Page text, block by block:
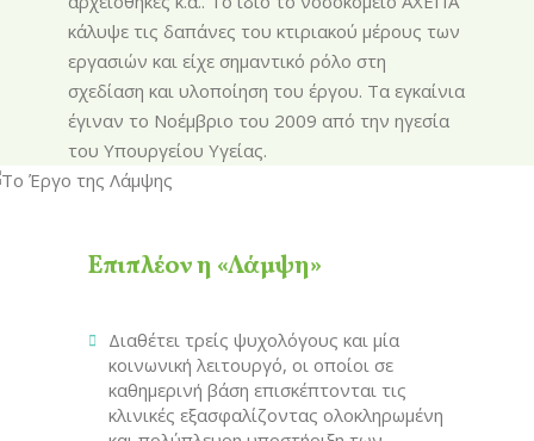
κάλυψε τις δαπάνες του κτιριακού μέρους των
εργασιών και είχε σημαντικό ρόλο στη
σχεδίαση και υλοποίηση του έργου. Τα εγκαίνια
έγιναν το Νοέμβριο του 2009 από την ηγεσία
του Υπουργείου Υγείας.
Επιπλέον η «Λάμψη»
Διαθέτει τρείς ψυχολόγους και μία
κοινωνική λειτουργό, οι οποίοι σε
καθημερινή βάση επισκέπτονται τις
κλινικές εξασφαλίζοντας ολοκληρωμένη